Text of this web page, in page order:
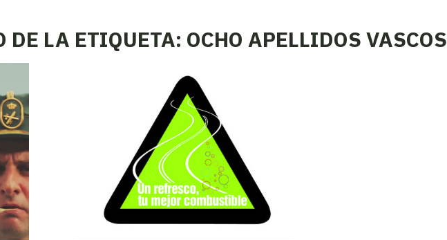
DE LA ETIQUETA: OCHO APELLIDOS VASCOS